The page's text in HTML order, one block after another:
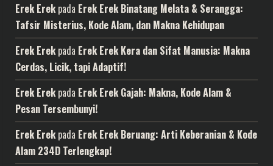
Erek Erekpada Erek Erek Binatang Melata & Serangga:
Tafsir Misterius, Kode Alam, dan Makna Kehidupan
Erek Erekpada Erek Erek Kera dan Sifat Manusia: Makna
Cerdas, Licik, tapi Adaptif!
Erek Erekpada Erek Erek Gajah: Makna, Kode Alam &
Pesan Tersembunyi!
Erek Erekpada Erek Erek Beruang: Arti Keberanian & Kode
Alam 234D Terlengkap!